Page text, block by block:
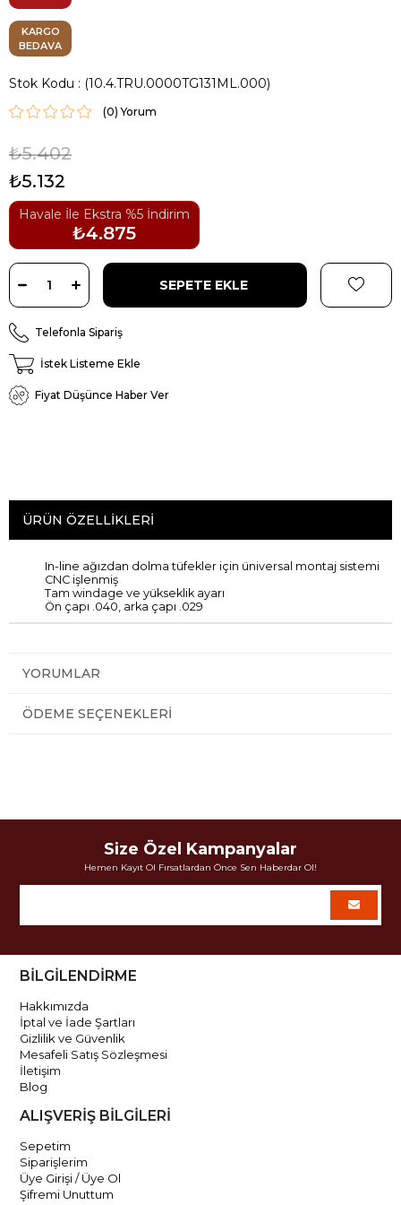
KARGO
BEDAVA
Stok Kodu (10.4.TRU.0000TG131ML.000)
(0)
₺5.402
₺5.132
Havale İle Ekstra %5 İndirim
₺4.875
Telefonla Sipariş
İstek Listeme Ekle
Fiyat Düşünce Haber Ver
ÜRÜN ÖZELLIKLERI
In-line ağızdan dolma tüfekler için üniversal montaj sistemi
CNC işlenmiş
Tam windage ve yükseklik ayarı
Ön çapı .040, arka çapı .029
YORUMLAR
ÖDEME SEÇENEKLERI
Size Özel Kampanyalar
Hemen Kayıt Ol Fırsatlardan Önce Sen Haberdar Ol!
BİLGİLENDİRME
Hakkımızda
İptal ve İade Şartları
Gizlilik ve Güvenlik
Mesafeli Satış Sözleşmesi
İletişim
Blog
ALIŞVERİŞ BİLGİLERİ
Sepetim
Siparişlerim
Üye Girişi / Üye Ol
Şifremi Unuttum